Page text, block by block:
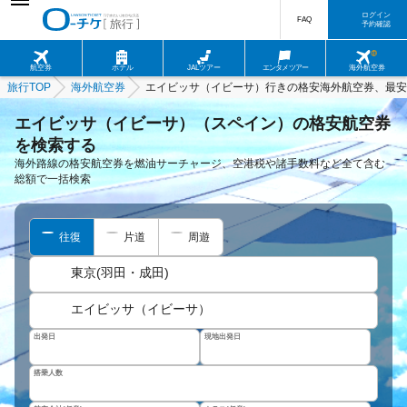
航空券 ホテル JALツアー エンタメツアー 海外航空券
FAQ
ログイン
予約確認
旅行TOP 海外航空券 エイビッサ（イビーサ）行きの格安海外航空券、最
エイビッサ（イビーサ）（スペイン）の格安航空券
を検索する
海外路線の格安航空券を燃油サーチャージ、空港税や諸手数料など全て含む
総額で一括検索
往復 片道 周遊
東京(羽田・成田)
エイビッサ（イビーサ）
出発日 現地出発日
搭乗人数